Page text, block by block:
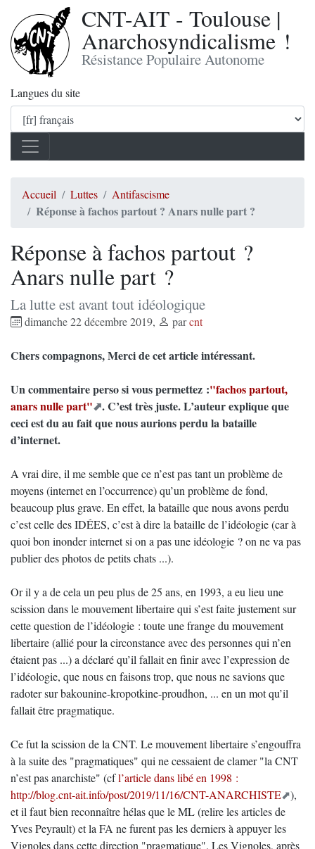
CNT-AIT - Toulouse |
Anarchosyndicalisme !
Résistance Populaire Autonome
Langues du site
Accueil Luttes Antifascisme
Réponse à fachos partout ? Anars nulle part ?
Réponse à fachos partout ?
Anars nulle part ?
La lutte est avant tout idéologique
dimanche 22 décembre 2019, parcnt
Chers compagnons, Merci de cet article intéressant.
Un commentaire perso si vous permettez :"fachos partout,
anars nulle part"
. C’est très juste. L’auteur explique que
ceci est du au fait que nous aurions perdu la bataille
d’internet.
A vrai dire, il me semble que ce n’est pas tant un problème de
moyens (internet en l’occurrence) qu’un problème de fond,
beaucoup plus grave. En effet, la bataille que nous avons perdu
c’est celle des IDÉES, c’est à dire la bataille de l’idéologie (car à
quoi bon inonder internet si on a pas une idéologie ? on ne va pas
publier des photos de petits chats ...).
Or il y a de cela un peu plus de 25 ans, en 1993, a eu lieu une
scission dans le mouvement libertaire qui s’est faite justement sur
cette question de l’idéologie : toute une frange du mouvement
libertaire (allié pour la circonstance avec des personnes qui n’en
étaient pas ...) a déclaré qu’il fallait en finir avec l’expression de
l’idéologie, que nous en faisons trop, que nous ne savions que
radoter sur bakounine-kropotkine-proudhon, ... en un mot qu’il
fallait être pragmatique.
Ce fut la scission de la CNT. Le mouvement libertaire s’engouffra
à la suite des "pragmatiques" qui ne cessaient de clamer "la CNT
n’est pas anarchiste" (cfl’article dans libé en 1998 :
http://blog.cnt-ait.info/post/2019/11/16/CNT-ANARCHISTE
),
et il faut bien reconnaître hélas que le ML (relire les articles de
Yves Peyrault) et la FA ne furent pas les derniers à appuyer les
Vignoles dans cette direction "pragmatique". Les Vignoles, après